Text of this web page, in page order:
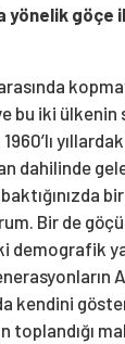
yönelik göçe
bu iki
dahilinde
Bir de
demografik
kendini